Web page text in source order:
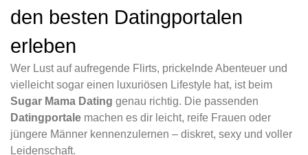
den besten Datingportalen
erleben
Wer Lust auf aufregende Flirts, prickelnde Abenteuer und
vielleicht sogar einen luxuriösen Lifestyle hat, ist beim
Sugar Mama Dating genau richtig. Die passenden
Datingportale machen es dir leicht, reife Frauen oder
jüngere Männer kennenzulernen – diskret, sexy und voller
Leidenschaft.